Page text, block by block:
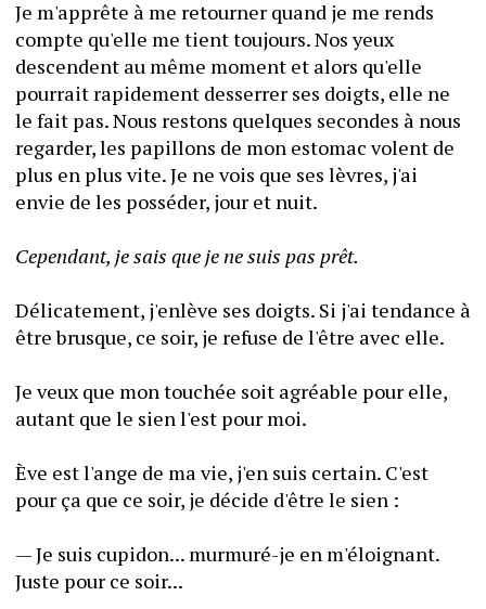
Je m'apprête à me retourner quand je me rends
compte qu'elle me tient toujours. Nos yeux
descendent au même moment et alors qu'elle
pourrait rapidement desserrer ses doigts, elle ne
le fait pas. Nous restons quelques secondes à nous
regarder, les papillons de mon estomac volent de
plus en plus vite. Je ne vois que ses lèvres, j'ai
envie de les posséder, jour et nuit.
Cependant, je sais que je ne suis pas prêt.
Délicatement, j'enlève ses doigts. Si j'ai tendance à
être brusque, ce soir, je refuse de l'être avec elle.
Je veux que mon touchée soit agréable pour elle,
autant que le sien l'est pour moi.
Ève est l'ange de ma vie, j'en suis certain. C'est
pour ça que ce soir, je décide d'être le sien :
— Je suis cupidon... murmuré-je en m'éloignant.
Juste pour ce soir...